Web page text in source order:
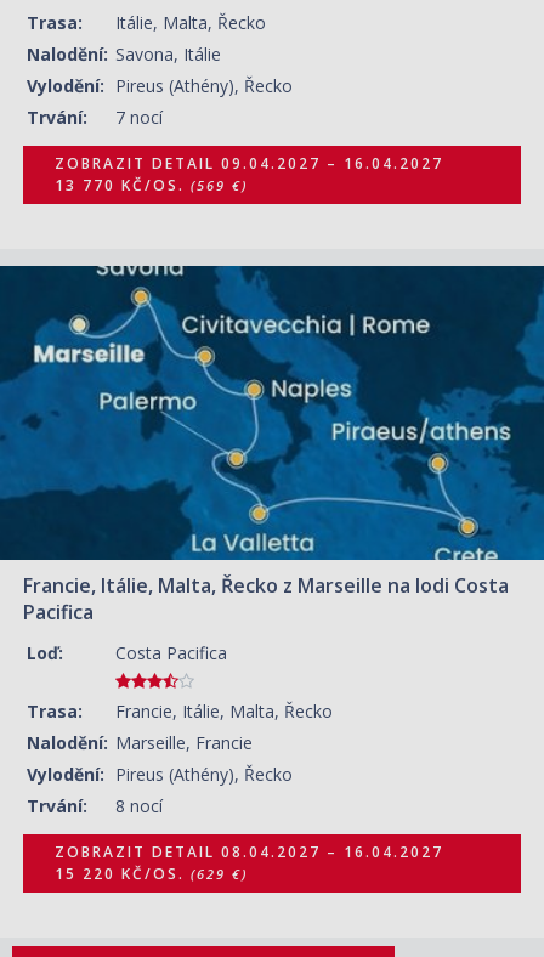
Trasa:
Itálie, Malta, Řecko
Nalodění: Savona, Itálie
Vylodění: Pireus (Athény), Řecko
Trvání:
7 nocí
ZOBRAZIT DETAIL 09.04.2027 – 16.04.2027
13 770 KČ/OS. (569 €)
Francie, Itálie, Malta, Řecko z Marseille na lodi Costa
Pacifica
Loď: Costa Pacifica
Trasa:
Francie, Itálie, Malta, Řecko
Nalodění: Marseille, Francie
Vylodění: Pireus (Athény), Řecko
Trvání:
8 nocí
08.04.2027 – 16.04.2027
15 220 KČ/OS.
(629 €)
ZOBRAZIT DETAIL 08.04.2027 – 16.04.2027
15 220 KČ/OS. (629 €)